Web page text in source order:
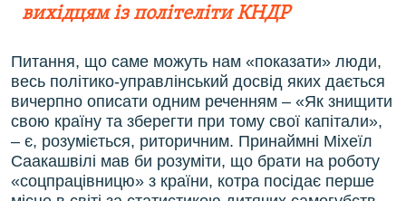
вихідцям із політеліти КНДР
Питання, що саме можуть нам «показати» люди,
весь політико-управлінський досвід яких дається
вичерпно описати одним реченням – «Як знищити
свою країну та зберегти при тому свої капітали»,
– є, розуміється, риторичним. Принаймні Міхеїл
Саакашвілі мав би розуміти, що брати на роботу
«соцпрацівницю» з країни, котра посідає перше